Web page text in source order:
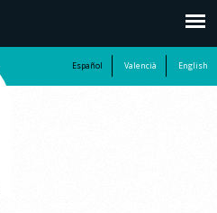
Español Valencià English